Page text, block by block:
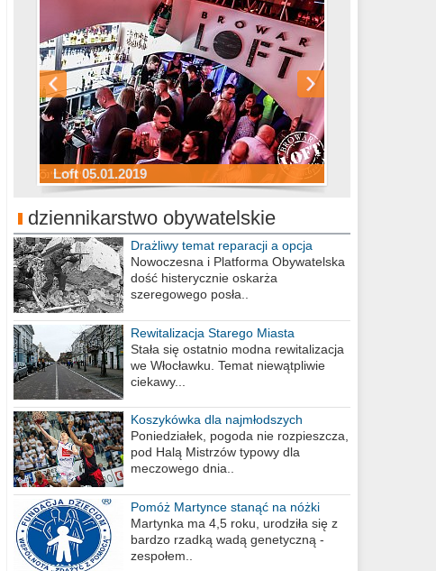
Loft 05.01.2019
Sylwester Podgrodzie 31.12.2018
Sylwester Pensjonat Michelin 31.12.2018
dziennikarstwo obywatelskie
Drażliwy temat reparacji a opcja
berlińska
Nowoczesna i Platforma Obywatelska
dość histerycznie oskarża
szeregowego posła..
Rewitalizacja Starego Miasta
Stała się ostatnio modna rewitalizacja
we Włocławku. Temat niewątpliwie
ciekawy...
Koszykówka dla najmłodszych
Poniedziałek, pogoda nie rozpieszcza,
pod Halą Mistrzów typowy dla
meczowego dnia..
Pomóż Martynce stanąć na nóżki
Martynka ma 4,5 roku, urodziła się z
bardzo rzadką wadą genetyczną -
zespołem..